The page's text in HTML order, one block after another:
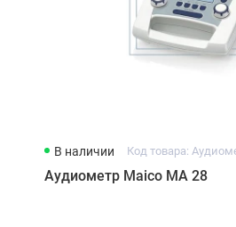
В наличии Код товара:
Аудиометр Maico MA 28